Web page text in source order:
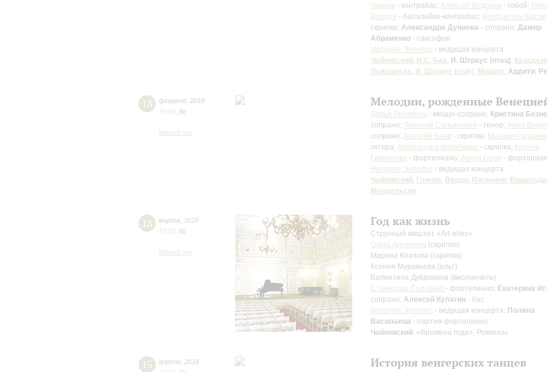
Чирков - контрабас; Алексей Федоров - гобой;
Дзюдзе - балалайка-контрабас; Константин Басок
скрипка; Александра Дунаева - сопрано; Дамир
Абраменко - саксофон
Наталия Энтелис - ведущая концерта
Чайковский, И.С. Бах, И. Штраус (отец),
Пьяццолла, И. Штраус (сын), Моцарт; Ардити;
18 февраля 2018
15:00 Вс
Малый зал
Мелодии, рожденные
Дарья Рябоконь - меццо-сопрано; Кристина
сопрано; Леонтий Сальенский - тенор; Анна
сопрано; Алексей Баев - скрипка; Михаил
гитара; Александра Коробкина - скрипка; Ксения
Гаврилова - фортепиано; Артур Церр -
Наталия Энтелис - ведущая концерта
Чайковский, Глинка, Верди, Паганини, Вивальди
Мендельсон
18 марта
2018
15:00 Вс
Малый зал
Год как жизнь
Струнный квартет «Аrt-elles»
Ольга Артюгина (скрипка)
Марина Козлова (скрипка)
Ксения Муравьева (альт)
Валентина Дубровина (виолончель)
Станислав Соловьёв - фортепиано; Екатерина
сопрано; Алексей Кулагин - бас
Наталия Энтелис - ведущая концерта; Полина
Васильева - партия фортепиано
Чайковский: «Времена года», Романсы
15 апреля 2018
История венгерских танцев